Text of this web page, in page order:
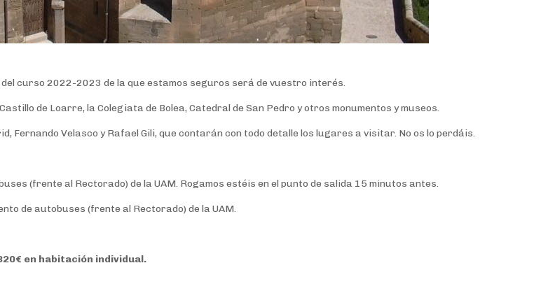
curso 2022-2023 de la que estamos seguros será de vuestro interés.
de Loarre, la Colegiata de Bolea, Catedral de San Pedro y otros monumentos y museos.
Fernando Velasco y Rafael Gili, que contarán con todo detalle los lugares a visitar. No os lo perdáis.
(frente al Rectorado) de la UAM. Rogamos estéis en el punto de salida 15 minutos antes.
de autobuses (frente al Rectorado) de la UAM.
en habitación individual.